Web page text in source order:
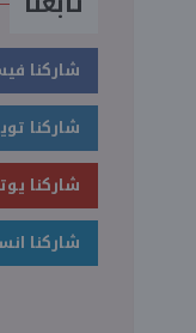
شاركنا
شاركنا
شاركنا
شاركنا